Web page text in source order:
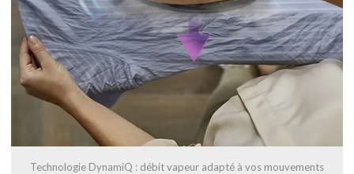
Technologie DynamiQ : débit vapeur adapté à vos mouvements